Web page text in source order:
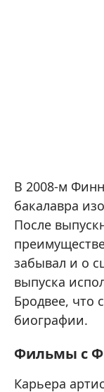
В 2008-м
бакалавра
После
забывал и о
выпуска
Бродвее, что
биографии.
Фильмы с
Карьера